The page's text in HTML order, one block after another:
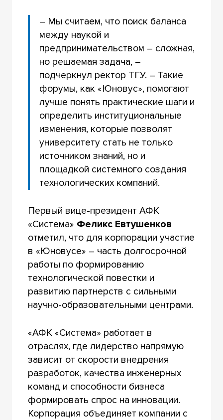
– Мы считаем, что поиск баланса
между наукой и
предпринимательством – сложная,
но решаемая задача, –
подчеркнул ректор ТГУ. – Такие
форумы, как «Юновус», помогают
лучше понять практические шаги и
определить институциональные
изменения, которые позволят
университету стать не только
источником знаний, но и
площадкой системного создания
технологических компаний.
Первый вице-президент АФК
«Система» Феликс Евтушенков
отметил, что для корпорации участие
в «Юновусе» – часть долгосрочной
работы по формированию
технологической повестки и
развитию партнерств с сильными
научно-образовательными центрами.
«АФК «Система» работает в
отраслях, где лидерство напрямую
зависит от скорости внедрения
разработок, качества инженерных
команд и способности бизнеса
формировать спрос на инновации.
Корпорация объединяет компании с